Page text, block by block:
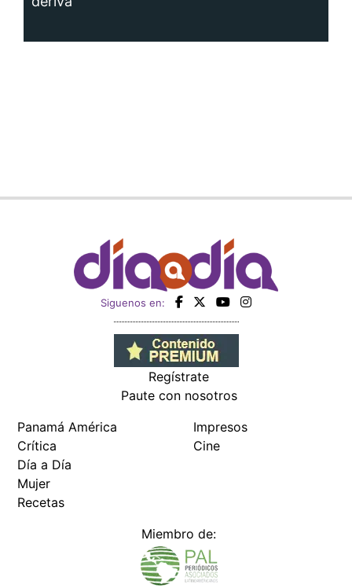
Siguenos en:
Regístrate
Paute con nosotros
Panamá América
Crítica
Día a Día
Mujer
Recetas
Impresos
Cine
Miembro de: